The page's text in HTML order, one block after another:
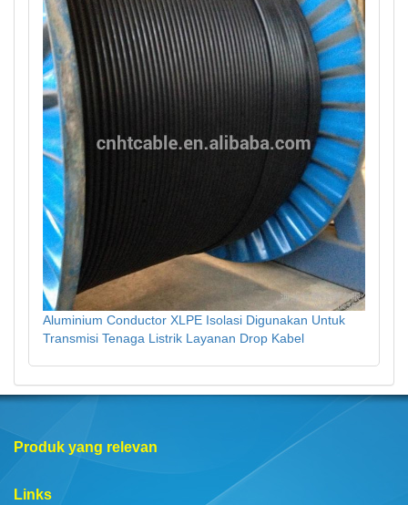
Aluminium Conductor XLPE Isolasi Digunakan Untuk
Transmisi Tenaga Listrik Layanan Drop Kabel
Produk yang relevan
Links